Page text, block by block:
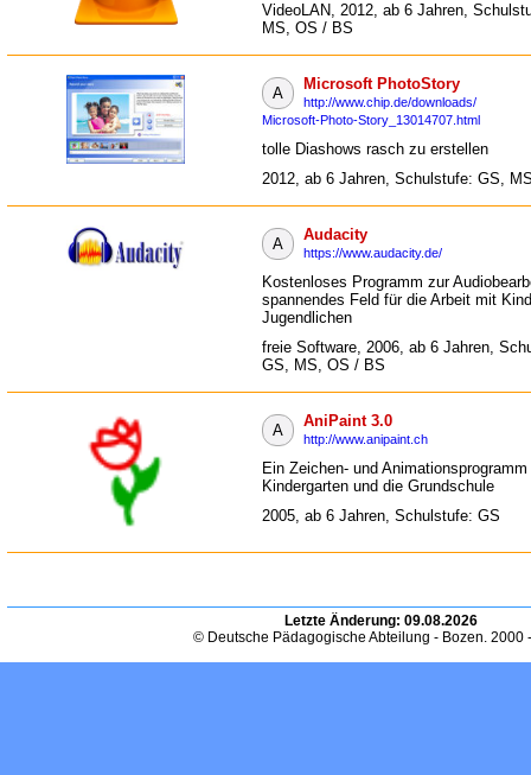
VideoLAN, 2012, ab 6 Jahren,
MS, OS / BS
A
Microsoft PhotoStory
http://www.chip.de/downloads/
Microsoft-Photo-Story_13014707.html
tolle Diashows rasch zu erstellen
2012, ab 6 Jahren, Schulstufe: GS,
A
Audacity
https://www.audacity.de/
Kostenloses Programm zur
spannendes Feld für die Arbeit mit
Jugendlichen
freie Software, 2006, ab 6 Jahren,
GS, MS, OS / BS
A
AniPaint 3.0
http://www.anipaint.ch
Ein Zeichen- und
Kindergarten und die Grundschule
2005, ab 6 Jahren, Schulstufe: GS
Letzte Änderung: 09.08.2026
© Deutsche Pädagogische Abteilung - Bozen. 2000